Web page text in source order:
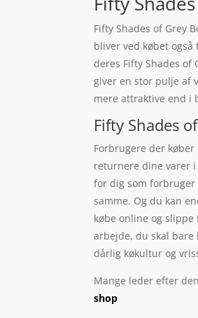
Fifty Shades of Grey
bliver ved købet
deres Fifty Shades
giver en stor pulje af
mere attraktive end i
Fifty Shades
Forbrugere der
returnere dine varer
for dig som
samme. Og du kan
købe online og
arbejde, du skal
dårlig køkultur og
Mange leder efter
shop